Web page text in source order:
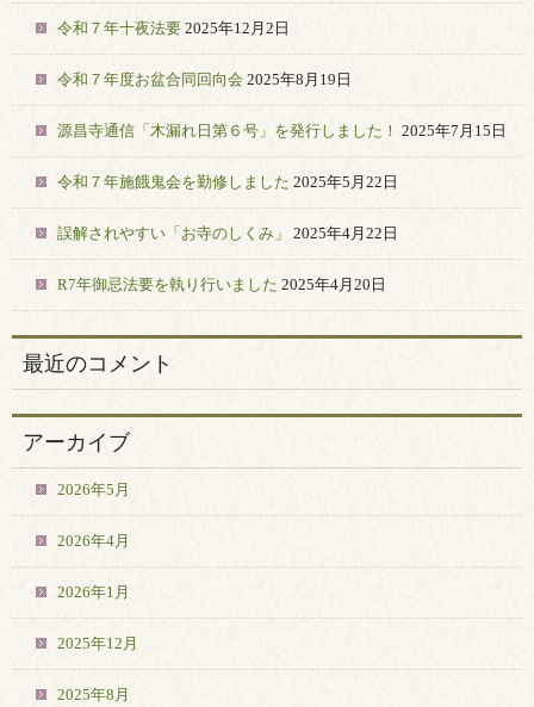
令和７年十夜法要 2025年12月2日
令和７年度お盆合同回向会 2025年8月19日
源昌寺通信「木漏れ日第６号」を発行しました！ 2025年7月15日
令和７年施餓鬼会を勤修しました 2025年5月22日
誤解されやすい「お寺のしくみ」 2025年4月22日
R7年御忌法要を執り行いました 2025年4月20日
最近のコメント
アーカイブ
2026年5月
2026年4月
2026年1月
2025年12月
2025年8月